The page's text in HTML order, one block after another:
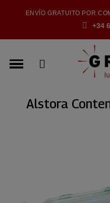
ENVÍO GRATUITO POR
+34
Alstora